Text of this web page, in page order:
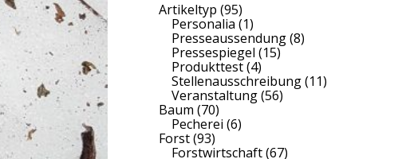
Artikeltyp (95)
Personalia (1)
Presseaussendung(8)
Pressespiegel (15)
Produkttest(4)
Stellenausschreibung(11)
Veranstaltung(56)
Baum (70)
Pecherei (6)
Forst(93)
Forstwirtschaft(67)